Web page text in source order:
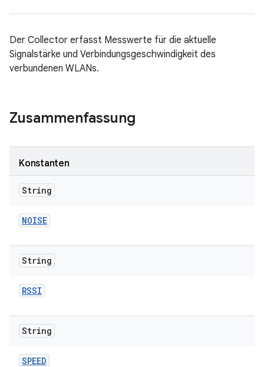
Der Collector erfasst Messwerte für die aktuelle
Signalstärke und Verbindungsgeschwindigkeit des
verbundenen WLANs.
Zusammenfassung
Konstanten
String
NOISE
String
RSSI
String
SPEED